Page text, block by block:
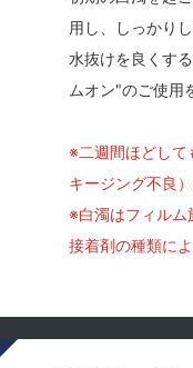
用し、しっかり
水抜けを良くす
ムオン"のご使用
※二週間ほどして
キージング不良
※白濁はフィルム
接着剤の種類によ